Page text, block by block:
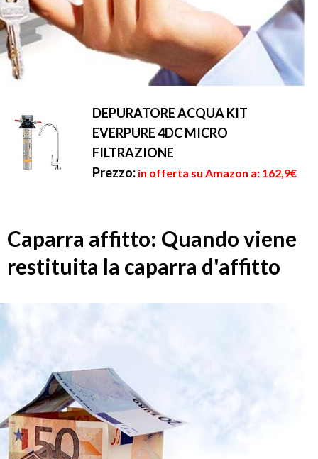
DEPURATORE ACQUA KIT
EVERPURE 4DC MICRO
FILTRAZIONE
Prezzo: in offerta su Amazon a: 162,9€
Caparra affitto: Quando viene
restituita la caparra d'affitto